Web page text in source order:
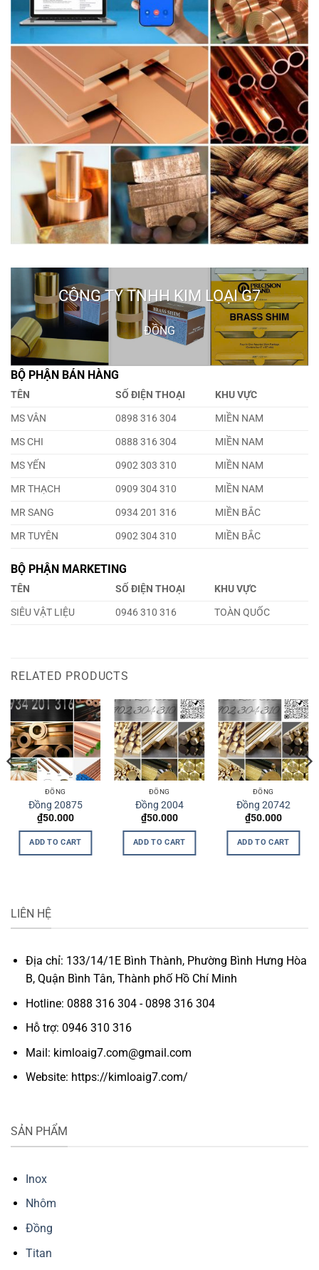
CÔNG TY TNHH KIM LOẠI G7
ĐỒNG
BỘ PHẬN BÁN HÀNG
TÊN SỐ ĐIỆN THOẠI
KHU VỰC
MS VÂN
0898 316 304
MIỀN NAM
MS CHI
0888 316 304
MIỀN NAM
MS YẾN
0902 303 310
MIỀN NAM
MR THẠCH
0909 304 310
MIỀN NAM
MR SANG
0934 201 316
MIỀN BẮC
MR TUYÊN
0902 304 310 MIỀN BẮC
BỘ PHẬN MARKETING
TÊN SỐ ĐIỆN THOẠI
KHU VỰC
SIÊU VẬT LIỆU
0946 310 316 TOÀN QUỐC
RELATED PRODUCTS
ĐỒNG
Đồng 20875
₫50.000
ADD TO CART
ĐỒNG
Đồng 2004
₫50.000
ADD TO CART
ĐỒNG
Đồng 20742
₫50.000
ADD TO CART
LIÊN HỆ
Địa chỉ: 133/14/1E Bình Thành, Phường Bình Hưng Hòa
B, Quận Bình Tân, Thành phố Hồ Chí Minh
Hotline: 0888 316 304 - 0898 316 304
Hỗ trợ: 0946 310 316
Mail: kimloaig7.com@gmail.com
Website: https://kimloaig7.com/
SẢN PHẨM
Inox
Nhôm
Đồng
Titan